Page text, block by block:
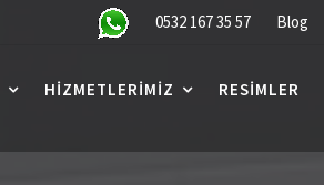
0532 167 35 57 Blog
HIZMETLERIMIZ RESIMLER